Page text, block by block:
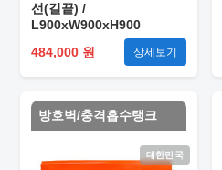
선(길끝) /
L900xW900xH900
484,000 원
상세보기
방호벽/충격흡수탱크
대한민국